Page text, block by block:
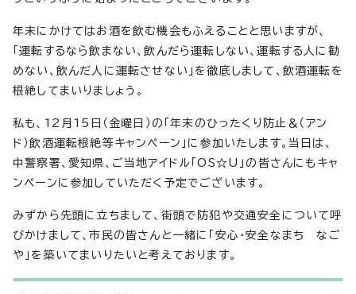
年末にかけてはお酒を飲む機会もふえることと思いますが、
「運転するなら飲まない、飲んだら運転しない、運転する人に勧
めない、飲んだ人に運転させない」を徹底しまして、飲酒運転を
根絶してまいりましょう。
私も、12月15日（金曜日）の「年末のひったくり防止＆（アン
ド）飲酒運転根絶等キャンペーン」に参加いたします。当日は、
中警察署、愛知県、ご当地アイドル「OS☆U」の皆さんにもキャ
ンペーンに参加していただく予定でございます。
みずから先頭に立ちまして、街頭で防犯や交通安全について呼
びかけまして、市民の皆さんと一緒に「安心・安全なまち なご
や」を築いてまいりたいと考えております。